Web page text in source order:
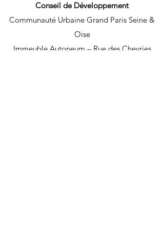
Conseil de Développement
Communauté Urbaine Grand Paris Seine &
Oise
Immeuble Autoneum – Rue des Chevries